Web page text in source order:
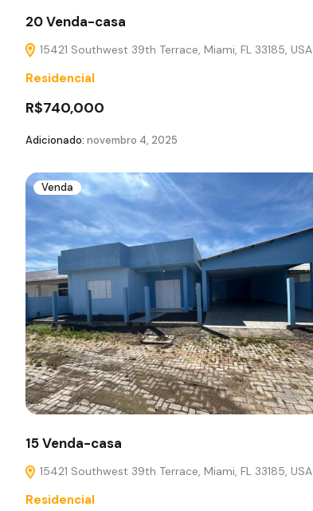
20 Venda-casa
15421 Southwest 39th Terrace, Miami, FL 33185, USA
Residencial
R$740,000
Adicionado: novembro 4, 2025
Venda
15 Venda-casa
15421 Southwest 39th Terrace, Miami, FL 33185, USA
Residencial